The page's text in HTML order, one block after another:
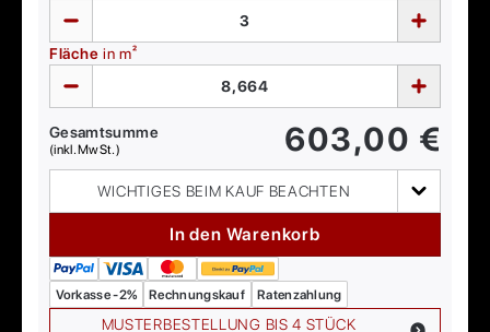
Fläche in m²
Gesamtsumme
(inkl. MwSt.) 603,00 €
WICHTIGES BEIM KAUF BEACHTEN
In den Warenkorb
Vorkasse -2% Rechnungskauf Ratenzahlung
MUSTERBESTELLUNG BIS 4 STÜCK